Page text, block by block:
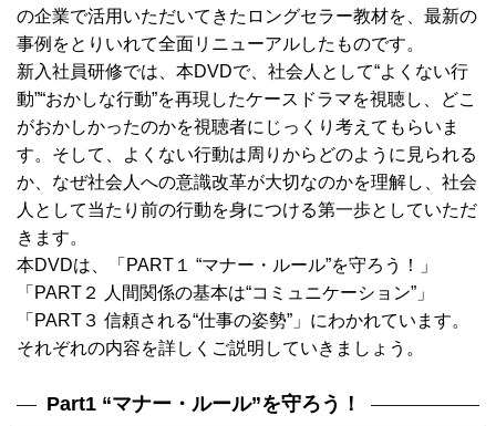
の企業で活用いただいてきたロングセラー教材を、最新の
事例をとりいれて全面リニューアルしたものです。
新入社員研修では、本DVDで、社会人として“よくない行
動”“おかしな行動”を再現したケースドラマを視聴し、どこ
がおかしかったのかを視聴者にじっくり考えてもらいま
す。そして、よくない行動は周りからどのように見られる
か、なぜ社会人への意識改革が大切なのかを理解し、社会
人として当たり前の行動を身につける第一歩としていただ
きます。
本DVDは、「PART１ “マナー・ルール”を守ろう！」
「PART２ 人間関係の基本は“コミュニケーション”」
「PART３ 信頼される“仕事の姿勢”」にわかれています。
それぞれの内容を詳しくご説明していきましょう。
Part1 “マナー・ルール”を守ろう！